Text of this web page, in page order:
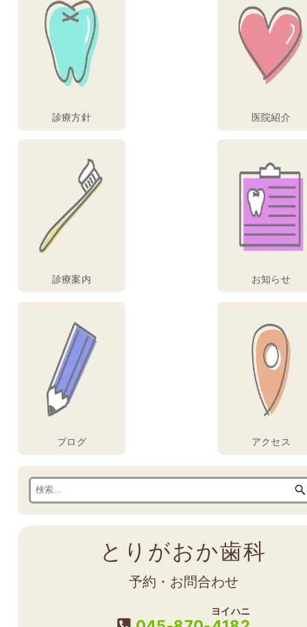
診療方針 医院紹介
診療案内 お知らせ
ブログ アクセス
とりがおか歯科
予約・お問合わせ
ヨイハニ